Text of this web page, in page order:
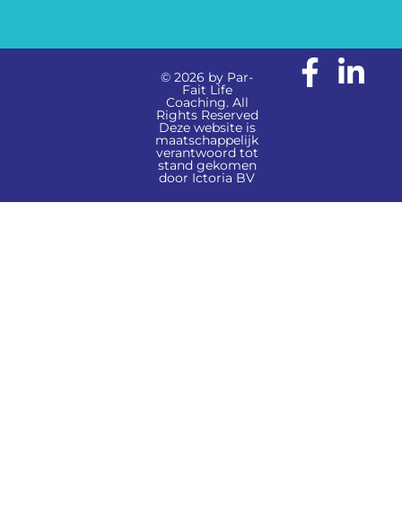
© 2026 by Par-
Fait Life
Coaching. All
Rights Reserved
Deze website is
maatschappelijk
verantwoord tot
stand gekomen
door Ictoria BV